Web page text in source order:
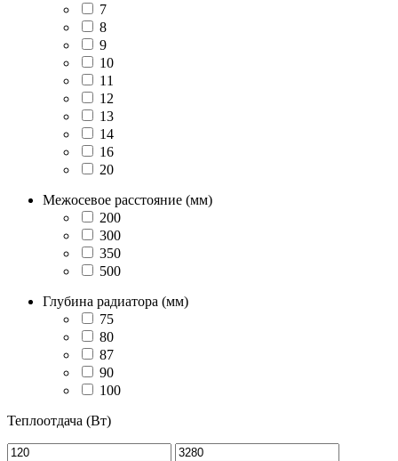
7
8
9
10
11
12
13
14
16
20
Межосевое расстояние (мм)
200
300
350
500
Глубина радиатора (мм)
75
80
87
90
100
Теплоотдача (Вт)